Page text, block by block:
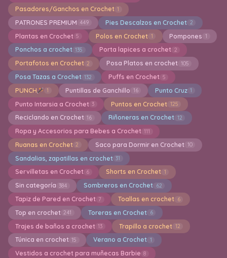
Pasadores/Ganchos en Crochet 1
PATRONES PREMIUM 449 Pies Descalzos en Crochet 2
Plantas en Crochet 5 Polos en Crochet 1 Pompones 1
Ponchos a crochet 135 Porta lapices a crochet 2
Portafotos en Crochet 2 Posa Platos en crochet 105
Posa Tazas a Crochet 132 Puffs en Crochet 5
PUNCH 1 Puntillas de Ganchillo 16 Punto Cruz 1
Punto Intarsia a Crochet 3 Puntos en Crochet 125
Reciclando en Crochet 16 Riñoneras en Crochet 12
Ropa y Accesorios para Bebes a Crochet 111
Ruanas en Crochet 2 Saco para Dormir en Crochet 10
Sandalias, zapatillas en crochet 31
Servilletas en Crochet 6 Shorts en Crochet 1
Sin categoría 384 Sombreros en Crochet 62
Tapiz de Pared en Crochet 7 Toallas en crochet 6
Top en crochet 241 Toreras en Crochet 6
Trajes de baños a crochet 13 Trapillo a crochet 12
Túnica en crochet 15 Verano a Crochet 1
Vestidos a crochet para muñecas Barbie 8